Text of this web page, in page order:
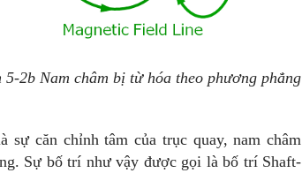
5-2b Nam châm bị từ hóa theo phương phẳng
căn chỉnh tâm của trục quay, nam châm
Sự bố trí như vậy được gọi là bố trí Shaft-